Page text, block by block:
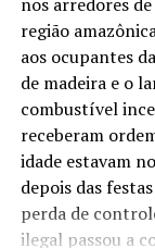
por
correntes
continente,
voadores. A
nesse ciclo e
transportado
Os
Niño e La Niña
região
aos ocupantes
de madeira e o
combustível
receberam
idade estavam
depois das
perda de
ilegal passou a